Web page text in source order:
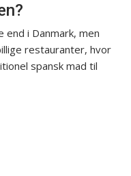
end i Danmark, men
restauranter, hvor
spansk mad til